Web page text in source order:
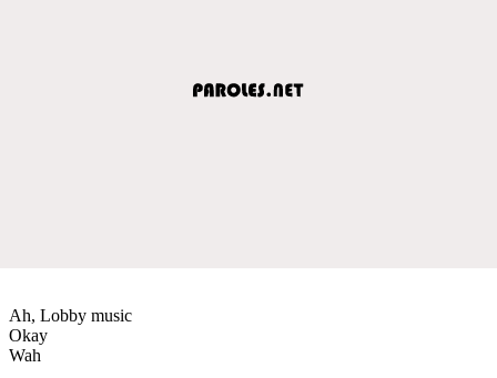
Ah, Lobby music
Okay
Wah